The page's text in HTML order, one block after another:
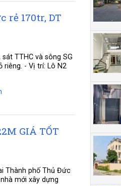
rẻ 170tr, DT
TTHC và sông SG
riêng. - Vị trí: Lô N2
GIÁ TỐT
Thành phố Thủ Đức
mới xây dựng